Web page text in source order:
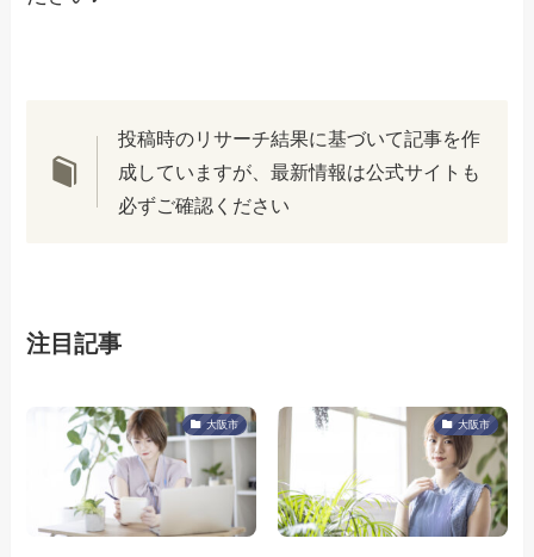
投稿時のリサーチ結果に基づいて記事を作
成していますが、最新情報は公式サイトも
必ずご確認ください
注目記事
大阪市 大阪市